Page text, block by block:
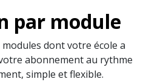
par module
dont votre école a
abonnement au rythme
simple et flexible.